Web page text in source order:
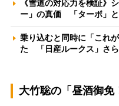
《雪道の対応力を検証》
ー」の真価 「ターボ」
乗り込むと同時に「これ
た 「日産ルークス」さ
大竹聡の「昼酒御免